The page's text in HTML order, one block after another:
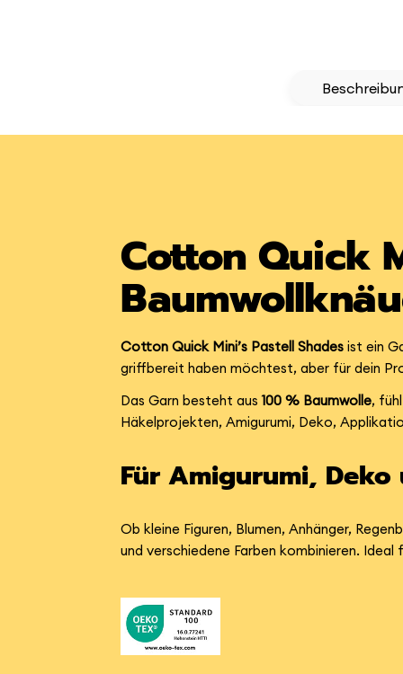
Cotton Quick
Cotton Quick Mini’s Pastell Shades ist ein
griffbereit haben möchtest, aber für dein
Das Garn besteht aus100 % Baumwolle,
Häkelprojekten, Amigurumi, Deko,
Für Amigurumi,
Ob kleine Figuren, Blumen, Anhänger,
und verschiedene Farben kombinieren.